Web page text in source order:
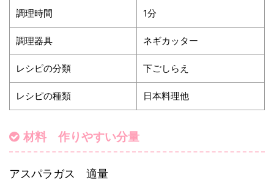
調理時間 1分
調理器具 ネギカッター
レシピの分類 下ごしらえ
レシピの種類 日本料理他
材料 作りやすい分量
アスパラガス 適量